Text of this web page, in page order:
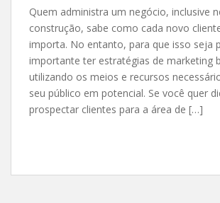
Quem administra um negócio, inclusive
construção, sabe como cada novo
importa. No entanto, para que isso seja
importante ter estratégias de marketing
utilizando os meios e recursos
seu público em potencial. Se você quer
prospectar clientes para a área de […]